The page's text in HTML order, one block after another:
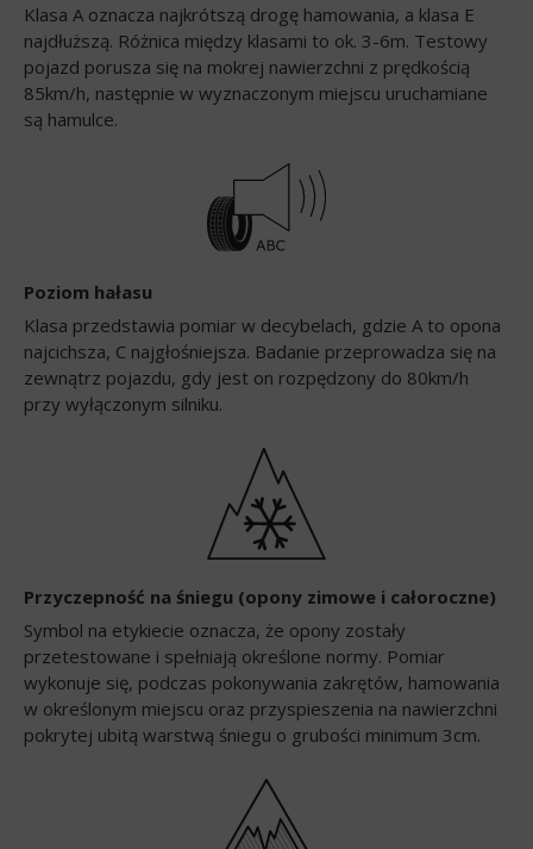
Klasa A oznacza najkrótszą drogę hamowania, a klasa E
najdłuższą. Różnica między klasami to ok. 3-6m. Testowy
pojazd porusza się na mokrej nawierzchni z prędkością
85km/h, następnie w wyznaczonym miejscu uruchamiane
są hamulce.
Poziom hałasu
Klasa przedstawia pomiar w decybelach, gdzie A to opona
najcichsza, C najgłośniejsza. Badanie przeprowadza się na
zewnątrz pojazdu, gdy jest on rozpędzony do 80km/h
przy wyłączonym silniku.
Przyczepność na śniegu (opony zimowe i całoroczne)
Symbol na etykiecie oznacza, że opony zostały
przetestowane i spełniają określone normy. Pomiar
wykonuje się, podczas pokonywania zakrętów, hamowania
w określonym miejscu oraz przyspieszenia na nawierzchni
pokrytej ubitą warstwą śniegu o grubości minimum 3cm.